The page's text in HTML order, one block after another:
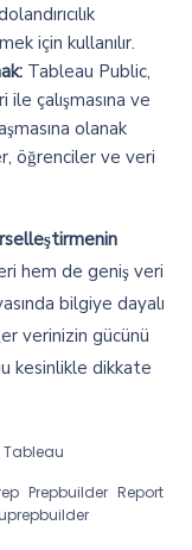
için kullanılır.
Tableau Public,
ile çalışmasına ve
olanak
öğrenciler ve veri
hem de geniş veri
bilgiye dayalı
verinizin gücünü
kesinlikle dikkate
Tableau
Prepbuilder Report